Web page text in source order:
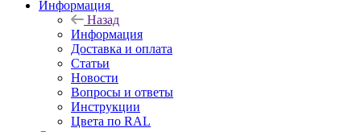
Информация
Назад
Информация
Доставка и оплата
Статьи
Новости
Вопросы и ответы
Инструкции
Цвета по RAL